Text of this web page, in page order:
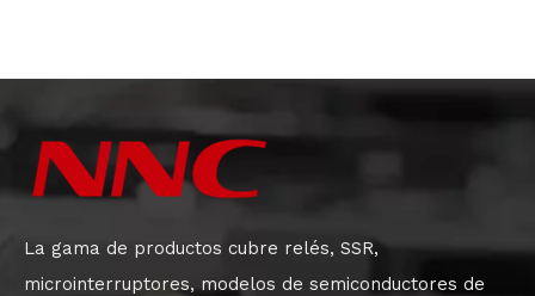
La gama de productos cubre relés, SSR,
microinterruptores, modelos de semiconductores de